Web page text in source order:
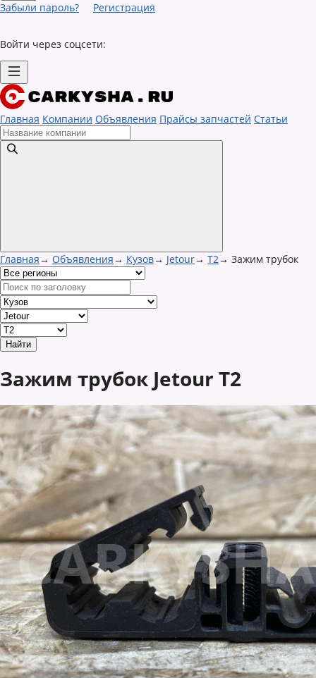
Забыли пароль? Регистрация
Войти через соцсети:
Главная Компании Объявления Прайсы запчастей Статьи
Главная→ Объявления→ Кузов→ Jetour→ T2→ Зажим трубок
Зажим трубок Jetour T2